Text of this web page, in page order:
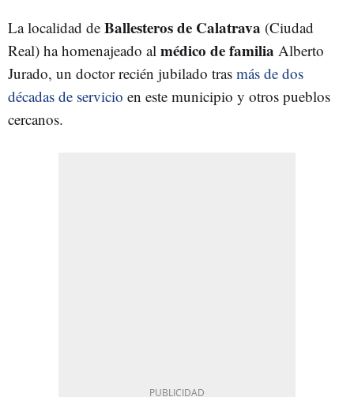
La localidad de Ballesteros de Calatrava (Ciudad
Real) ha homenajeado al médico de familia Alberto
Jurado, un doctor recién jubilado tras más de dos
décadas de servicio en este municipio y otros pueblos
cercanos.